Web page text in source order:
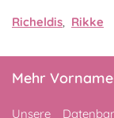
Richeldis, Rikke
Mehr
Unsere